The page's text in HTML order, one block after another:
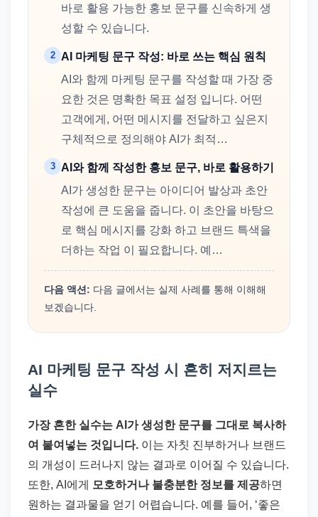
바로 활용 가능한 홍보 문구를 신속하게 생
성할 수 있습니다.
2 AI 마케팅 문구 작성: 바로 쓰는 핵심 원칙
AI와 함께 마케팅 문구를 작성할 때 가장 중
요한 것은 명확한 목표 설정 입니다. 어떤
고객에게, 어떤 메시지를 전달하고 싶은지
구체적으로 정의해야 AI가 최적…
3 AI와 함께 작성한 홍보 문구, 바로 활용하기
AI가 생성한 문구는 아이디어 발상과 초안
작성에 큰 도움을 줍니다. 이 초안을 바탕으
로 핵심 메시지를 강화 하고 브랜드 특색을
더하는 작업 이 필요합니다. 예…
다음 액션: 다음 글에서는 실제 사례를 통해 이해해
보겠습니다.
AI 마케팅 문구 작성 시 흔히 저지르는
실수
가장 흔한 실수는 AI가 생성한 문구를 그대로 복사하
여 붙여넣는 것입니다. 이는 자칫 진부하거나 브랜드
의 개성이 드러나지 않는 결과로 이어질 수 있습니다.
또한, AI에게
모호하거나 불충분한 정보를 제공하면
원하는 결과물을 얻기 어렵습니다. 예를 들어, ‘좋은